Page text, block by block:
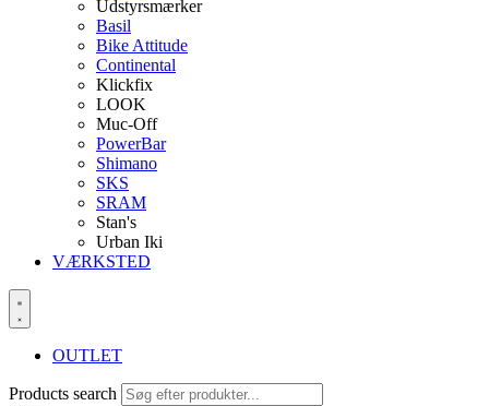
Udstyrsmærker
Basil
Bike Attitude
Continental
Klickfix
LOOK
Muc-Off
PowerBar
Shimano
SKS
SRAM
Stan's
Urban Iki
VÆRKSTED
OUTLET
Products search